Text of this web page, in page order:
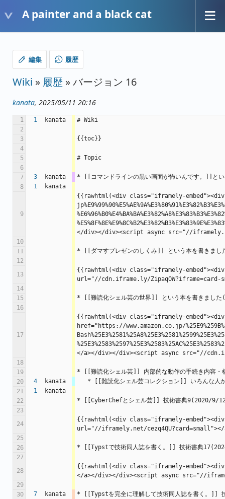
A painter and a black cat
編集 履歴
Wiki » 履歴 » バージョン 16
kanata, 2025/05/11 20:16
1 1 kanata
# Wiki
2
3
{{toc}}
4
5
# Topic
6
7
3 kanata
* [[コマンドラインの黒い画面が怖いんです。]]と
8
1 kanata
9
{{rawhtml(<div class="iframely-
</div></div><script async src="//
10
11
* [[ダマすプレゼンのしくみ]] という本を書きま
12
13
{{rawhtml(<div class="iframely-
url="//cdn.iframe.ly/
14
15
* [[難読化シェル芸の世界]] という本を書きまし
16
17
{{rawhtml(<div class="iframely-
href="https://www.amazon.co.jp/
</a></div></div><script async src="//
18
19
* [[難読化シェル芸]] 内部的な動作の手続き内容・構
20
4 kanata
* [[難読化シェル芸コレクション]] いろんな
21
1
kanata
22
* [[CyberChefとシェル芸]] 技術書典9(2020/9/
23
24
{{rawhtml(<div class="iframely-
url="//iframely.net/
25
26
* [[Typstで技術同人誌を書く。]] 技術書典
27
28
{{rawhtml(<div class="iframely-
</a></div></div><script async src="//
29
30
7 kanata
* [[Typstを完全に理解して技術同人誌を書く。]]